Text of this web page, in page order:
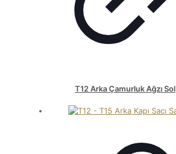
T12 Arka Çamurluk Ağzı Sol